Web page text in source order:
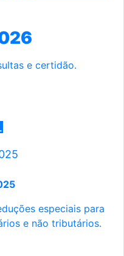
e certidão.
especiais para
e não tributários.